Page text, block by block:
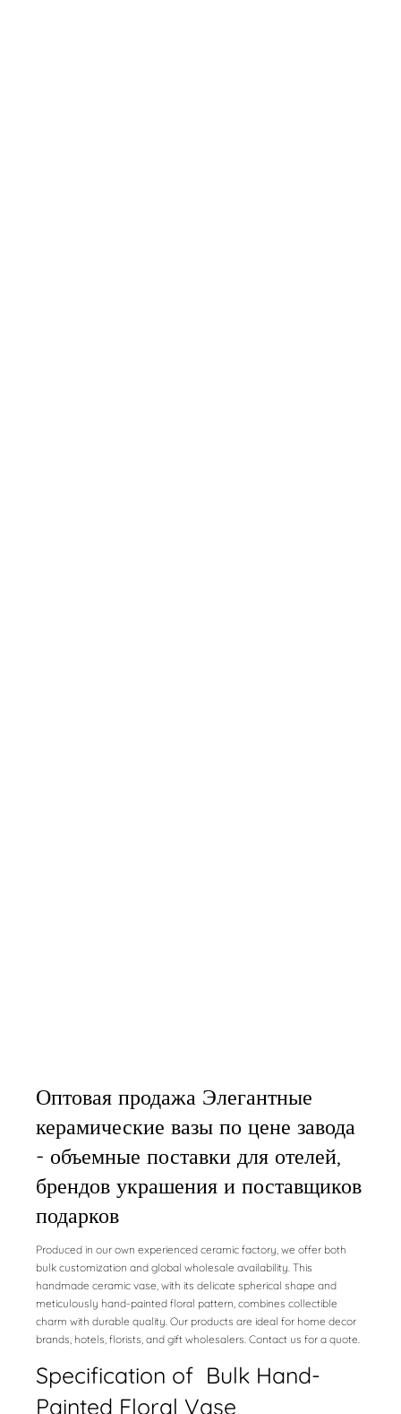
Оптовая продажа Элегантные
керамические вазы по цене завода
- объемные поставки для отелей,
брендов украшения и поставщиков
подарков
Produced in our own experienced ceramic factory, we offer both
bulk customization and global wholesale availability. This
handmade ceramic vase, with its delicate spherical shape and
meticulously hand-painted floral pattern, combines collectible
charm with durable quality. Our products are ideal for home decor
brands, hotels, florists, and gift wholesalers. Contact us for a quote.
Specification of Bulk Hand-
Painted Floral Vase